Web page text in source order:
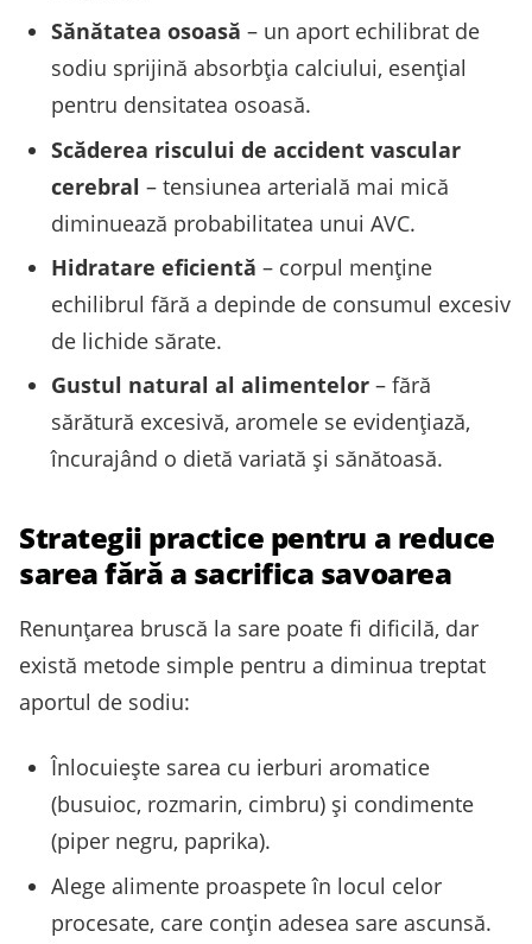
Sănătatea osoasă – un aport echilibrat de
sodiu sprijină absorbția calciului, esențial
pentru densitatea osoasă.
Scăderea riscului de accident vascular
cerebral – tensiunea arterială mai mică
diminuează probabilitatea unui AVC.
Hidratare eficientă – corpul menține
echilibrul fără a depinde de consumul excesiv
de lichide sărate.
Gustul natural al alimentelor – fără
sărătură excesivă, aromele se evidențiază,
încurajând o dietă variată și sănătoasă.
Strategii practice pentru a reduce
sarea fără a sacrifica savoarea
Renunțarea bruscă la sare poate fi dificilă, dar
există metode simple pentru a diminua treptat
aportul de sodiu:
Înlocuiește sarea cu ierburi aromatice
(busuioc, rozmarin, cimbru) și condimente
(piper negru, paprika).
Alege alimente proaspete în locul celor
procesate, care conțin adesea sare ascunsă.